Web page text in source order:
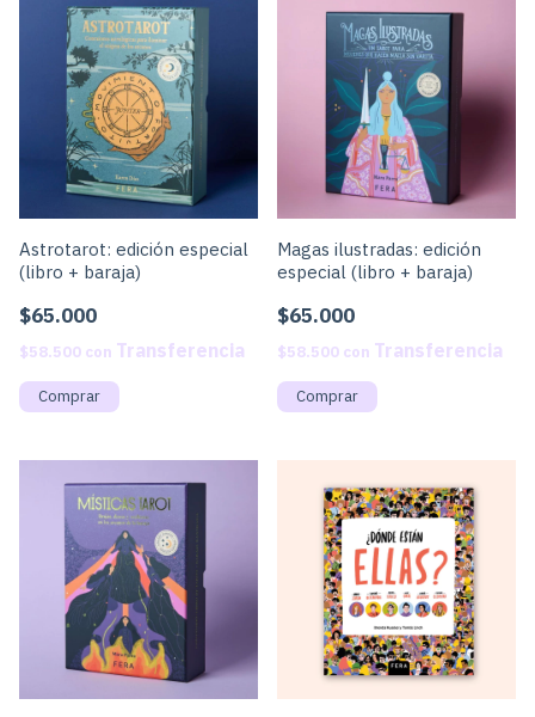
Astrotarot: edición especial
(libro + baraja)
$65.000
$58.500 con
Magas ilustradas: edición
especial (libro + baraja)
$65.000
$58.500 con